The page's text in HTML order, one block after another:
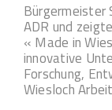
ADR und
« Made in
innovative
Forschung,
Wiesloch